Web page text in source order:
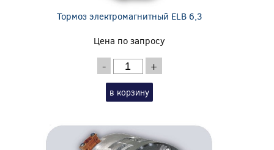
Тормоз электромагнитный ELB 6,3
Цена по запросу
- +
в корзину